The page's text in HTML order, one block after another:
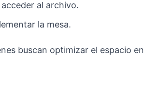
al archivo.
la mesa.
buscan optimizar el espacio en